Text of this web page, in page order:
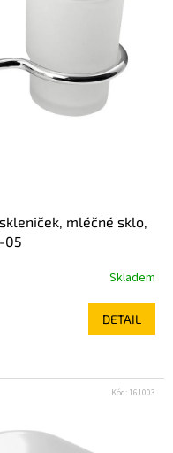
mléčné sklo,
05
Skladem
DETAIL
Kód: 161003